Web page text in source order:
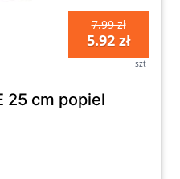
7.99 zł
5.92 zł
szt
25 cm popiel